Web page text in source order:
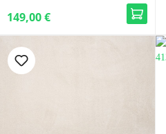
149,00 €